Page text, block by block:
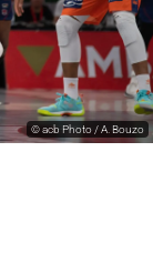
©acb Photo / A. Bouzo